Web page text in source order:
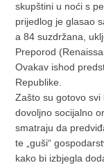
skupštini u noći s
prijedlog je glasao
a 84 suzdržana,
Preporod
Ovakav ishod
Republike.
Zašto su gotovo
dovoljno socijalno
smatraju da
te „guši“
kako bi izbjegla